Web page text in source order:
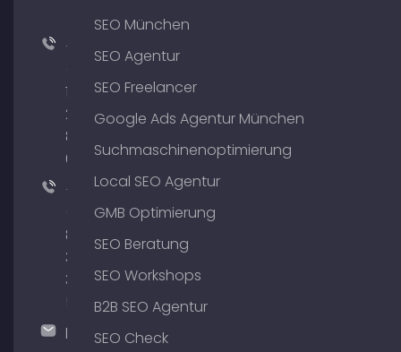
+49
176
204
801
64
+49
89
380
375
hallo@timospecht.de
SEO München
SEO Agentur
SEO Freelancer
Google Ads Agentur München
Suchmaschinenoptimierung
Local SEO Agentur
GMB Optimierung
SEO Beratung
SEO Workshops
B2B SEO Agentur
SEO Check